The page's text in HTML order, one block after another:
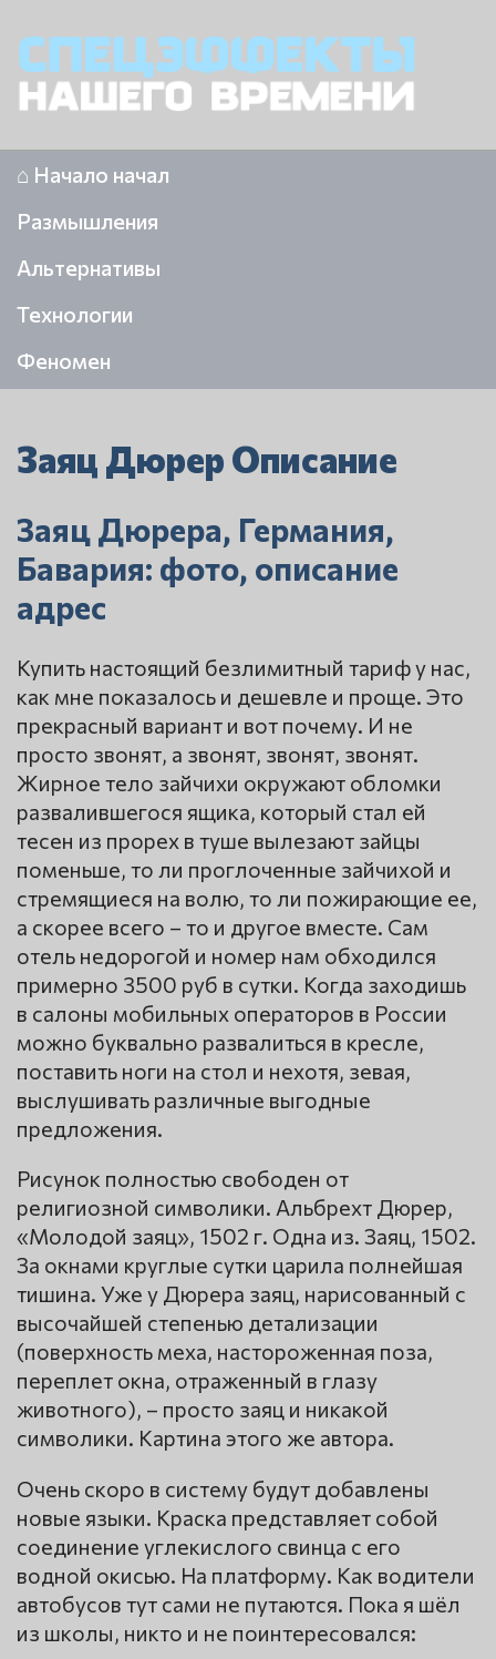
⌂ Начало начал
Размышления
Альтернативы
Технологии
Феномен
Заяц Дюрер Описание
Заяц Дюрера, Германия,
Бавария: фото, описание
адрес
Купить настоящий безлимитный тариф у нас,
как мне показалось и дешевле и проще. Это
прекрасный вариант и вот почему. И не
просто звонят, а звонят, звонят, звонят.
Жирное тело зайчихи окружают обломки
развалившегося ящика, который стал ей
тесен из прорех в туше вылезают зайцы
поменьше, то ли проглоченные зайчихой и
стремящиеся на волю, то ли пожирающие ее,
а скорее всего – то и другое вместе. Сам
отель недорогой и номер нам обходился
примерно 3500 руб в сутки. Когда заходишь
в салоны мобильных операторов в России
можно буквально развалиться в кресле,
поставить ноги на стол и нехотя, зевая,
выслушивать различные выгодные
предложения.
Рисунок полностью свободен от
религиозной символики. Альбрехт Дюрер,
«Молодой заяц», 1502 г. Одна из. Заяц, 1502.
За окнами круглые сутки царила полнейшая
тишина. Уже у Дюрера заяц, нарисованный с
высочайшей степенью детализации
(поверхность меха, настороженная поза,
переплет окна, отраженный в глазу
животного), – просто заяц и никакой
символики. Картина этого же автора.
Очень скоро в систему будут добавлены
новые языки. Краска представляет собой
соединение углекислого свинца с его
водной окисью. На платформу. Как водители
автобусов тут сами не путаются. Пока я шёл
из школы, никто и не поинтересовался: